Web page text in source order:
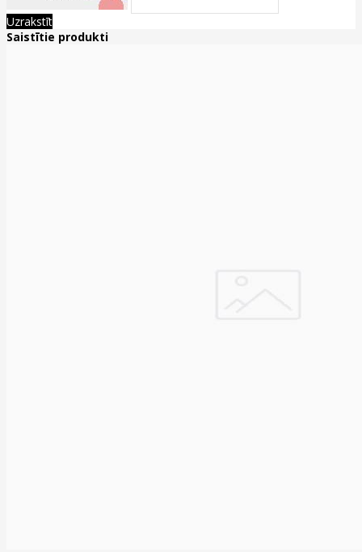
Uzrakstīt
Saistītie produkti